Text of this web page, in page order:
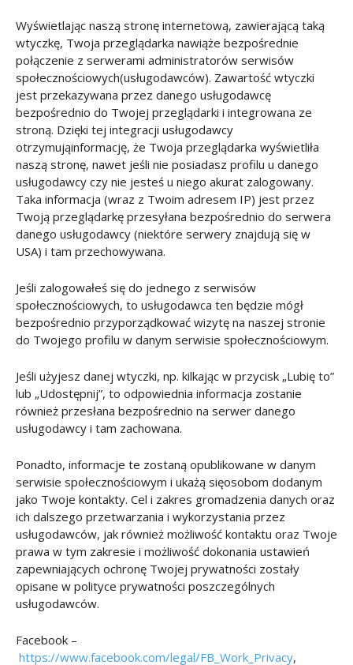
Wyświetlając naszą stronę internetową, zawierającą taką
wtyczkę, Twoja przeglądarka nawiąże bezpośrednie
połączenie z serwerami administratorów serwisów
społecznościowych(usługodawców). Zawartość wtyczki
jest przekazywana przez danego usługodawcę
bezpośrednio do Twojej przeglądarki i integrowana ze
stroną. Dzięki tej integracji usługodawcy
otrzymująinformację, że Twoja przeglądarka wyświetliła
naszą stronę, nawet jeśli nie posiadasz profilu u danego
usługodawcy czy nie jesteś u niego akurat zalogowany.
Taka informacja (wraz z Twoim adresem IP) jest przez
Twoją przeglądarkę przesyłana bezpośrednio do serwera
danego usługodawcy (niektóre serwery znajdują się w
USA) i tam przechowywana.
Jeśli zalogowałeś się do jednego z serwisów
społecznościowych, to usługodawca ten będzie mógł
bezpośrednio przyporządkować wizytę na naszej stronie
do Twojego profilu w danym serwisie społecznościowym.
Jeśli użyjesz danej wtyczki, np. kilkając w przycisk „Lubię to”
lub „Udostępnij”, to odpowiednia informacja zostanie
również przesłana bezpośrednio na serwer danego
usługodawcy i tam zachowana.
Ponadto, informacje te zostaną opublikowane w danym
serwisie społecznościowym i ukażą sięosobom dodanym
jako Twoje kontakty. Cel i zakres gromadzenia danych oraz
ich dalszego przetwarzania i wykorzystania przez
usługodawców, jak również możliwość kontaktu oraz Twoje
prawa w tym zakresie i możliwość dokonania ustawień
zapewniających ochronę Twojej prywatności zostały
opisane w polityce prywatności poszczególnych
usługodawców.
Facebook –
https://www.facebook.com/legal/FB_Work_Privacy,